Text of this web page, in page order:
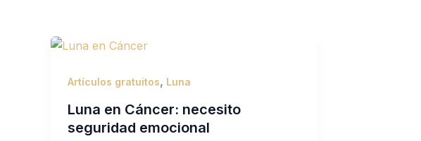
Artículos gratuitos, Luna
Luna en Cáncer: necesito
seguridad emocional